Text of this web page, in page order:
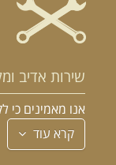
שירות אדיב
אנו מאמינים
קרא עוד